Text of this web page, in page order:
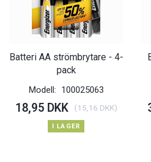
Batteri AA strömbrytare - 4-
pack
Modell: 100025063
18,95 DKK (15,16 DKK)
I LAGER